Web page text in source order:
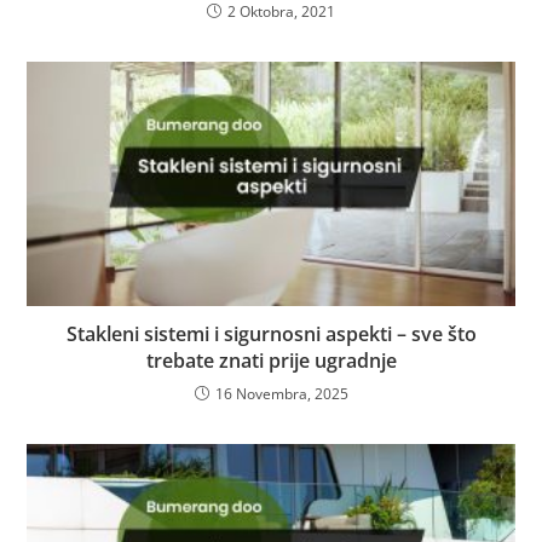
2 Oktobra, 2021
Stakleni sistemi i sigurnosni aspekti – sve što
trebate znati prije ugradnje
16 Novembra, 2025